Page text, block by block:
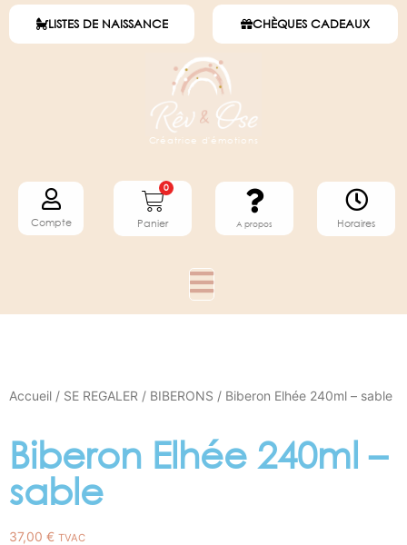
LISTES DE NAISSANCE CHÈQUES CADEAUX
Créatrice d'émotions
Compte
0
Panier A propos Horaires
Accueil / SE REGALER / BIBERONS / Biberon Elhée 240ml – sable
Biberon Elhée 240ml –
sable
37,00 € TVAC